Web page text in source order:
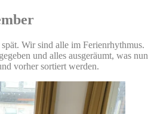
Wir sind alle im Ferienrhythmus.
und alles ausgeräumt, was nun
vorher sortiert werden.